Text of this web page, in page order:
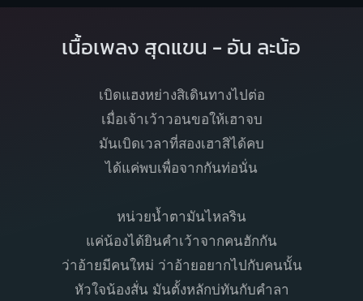
เนื้อเพลง สุดแขน - อัน ละน้อ
เบิดแฮงหย่างสิเดินทางไปต่อ
เมื่อเจ้าเว้าวอนขอให้เฮาจบ
มันเบิดเวลาที่สองเฮาสิได้คบ
ได้แค่พบเพื่อจากกันท่อนั่น
หน่วยน้ำตามันไหลริน
แค่น้องได้ยินคำเว้าจากคนฮักกัน
ว่าอ้ายมีคนใหม่ ว่าอ้ายอยากไปกับคนนั้น
หัวใจน้องสั่น มันตั้งหลักบ่ทันกับคำลา